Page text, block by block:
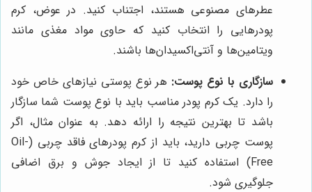
عطرهای مصنوعی هستند، اجتناب کنید. در عوض، کرم
پودرهایی را انتخاب کنید که حاوی مواد مغذی مانند
ویتامین‌ها و آنتی‌اکسیدان‌ها باشند.
سازگاری با نوع پوست: هر نوع پوستی نیازهای خاص خود
را دارد. یک کرم پودر مناسب باید با نوع پوست شما سازگار
باشد تا بهترین نتیجه را ارائه دهد. به عنوان مثال، اگر
پوست چربی دارید، باید از کرم پودرهای فاقد چربی (Oil-
Free) استفاده کنید تا از ایجاد جوش و برق اضافی
جلوگیری شود.